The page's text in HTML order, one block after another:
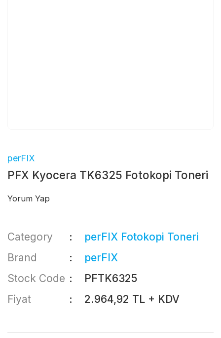
perFIX
PFX Kyocera TK6325 Fotokopi Toneri
Yorum Yap
Category
perFIX Fotokopi Toneri
Brand
perFIX
Stock Code
PFTK6325
Fiyat
2.964,92 TL + KDV